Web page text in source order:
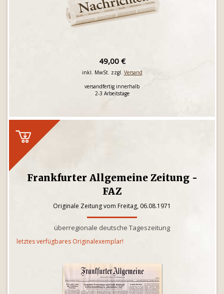
49,00 €
inkl. MwSt. zzgl. Versand
versandfertig innerhalb
2-3 Arbeitstage
Frankfurter Allgemeine Zeitung -
FAZ
Originale Zeitung vom Freitag, 06.08.1971
überregionale deutsche Tageszeitung
letztes verfügbares Originalexemplar!